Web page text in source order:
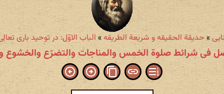
» حدیقة الحقیقه و شریعة الطریقه» الباب الاوّل: در توحید باری